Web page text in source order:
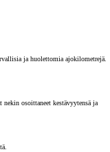
ja huolettomia ajokilometrejä.
osoittaneet kestävyytensä ja